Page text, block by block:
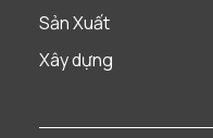
Sản Xuất
Xây dựng